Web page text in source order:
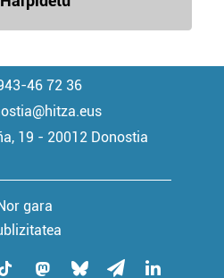
46 72 36
19 - 20012 Donostia
gara